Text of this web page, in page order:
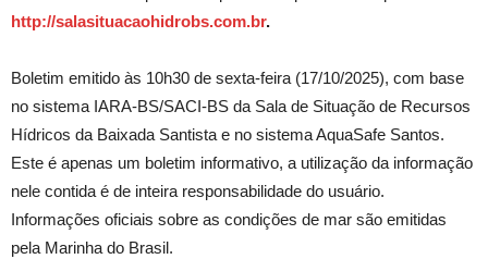
http://salasituacaohidrobs.com.br.
Boletim emitido às 10h30 de sexta-feira (17/10/2025), com base
no sistema IARA-BS/SACI-BS da Sala de Situação de Recursos
Hídricos da Baixada Santista e no sistema AquaSafe Santos.
Este é apenas um boletim informativo, a utilização da informação
nele contida é de inteira responsabilidade do usuário.
Informações oficiais sobre as condições de mar são emitidas
pela Marinha do Brasil.